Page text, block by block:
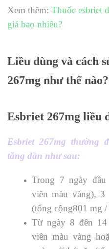
Xem thêm: Thuốc esbriet
giá bao nhiêu?
Liều dùng và cách
267mg như thế nào?
Esbriet 267mg liều
Esbriet 267mg thường
tăng dần như sau:
Trong 7 ngày
viên màu vàng),
(tổng cộng801 mg
Từ ngày 8 đến
viên màu vàng